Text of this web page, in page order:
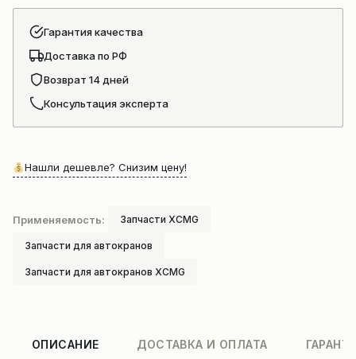
Гарантия качества
Доставка по РФ
Возврат 14 дней
Консультация эксперта
Нашли дешевле? Снизим цену!
Применяемость: Запчасти XCMG
Запчасти для автокранов
Запчасти для автокранов XCMG
ОПИСАНИЕ ДОСТАВКА И ОПЛАТА